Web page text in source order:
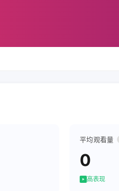
平均观看量
0
高表现